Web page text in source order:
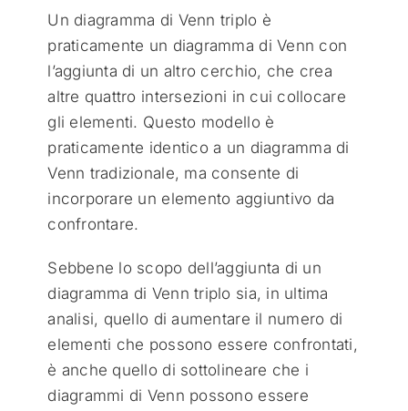
Un diagramma di Venn triplo è
praticamente un diagramma di Venn con
l’aggiunta di un altro cerchio, che crea
altre quattro intersezioni in cui collocare
gli elementi. Questo modello è
praticamente identico a un diagramma di
Venn tradizionale, ma consente di
incorporare un elemento aggiuntivo da
confrontare.
Sebbene lo scopo dell’aggiunta di un
diagramma di Venn triplo sia, in ultima
analisi, quello di aumentare il numero di
elementi che possono essere confrontati,
è anche quello di sottolineare che i
diagrammi di Venn possono essere